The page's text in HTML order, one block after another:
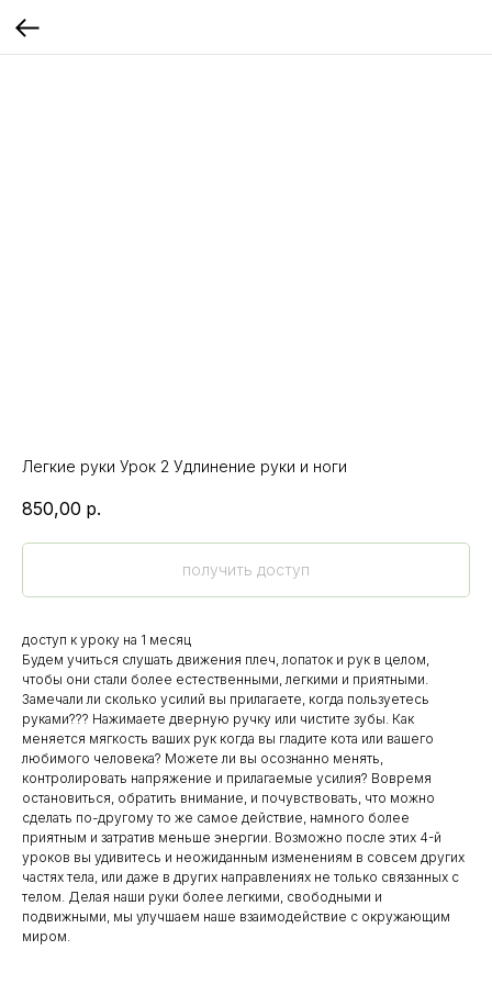
Легкие руки Урок 2 Удлинение руки и ноги
850,00 р.
получить доступ
доступ к уроку на 1 месяц
Будем учиться слушать движения плеч, лопаток и рук в целом,
чтобы они стали более естественными, легкими и приятными.
Замечали ли сколько усилий вы прилагаете, когда пользуетесь
руками??? Нажимаете дверную ручку или чистите зубы. Как
меняется мягкость ваших рук когда вы гладите кота или вашего
любимого человека? Можете ли вы осознанно менять,
контролировать напряжение и прилагаемые усилия? Вовремя
остановиться, обратить внимание, и почувствовать, что можно
сделать по-другому то же самое действие, намного более
приятным и затратив меньше энергии. Возможно после этих 4-й
уроков вы удивитесь и неожиданным изменениям в совсем других
частях тела, или даже в других направлениях не только связанных с
телом. Делая наши руки более легкими, свободными и
подвижными, мы улучшаем наше взаимодействие с окружающим
миром.